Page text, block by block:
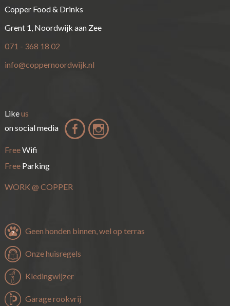
Copper Food & Drinks
Grent 1, Noordwijk aan Zee
071 - 368 18 02
info@coppernoordwijk.nl
Likeus
on social media
FreeWifi
FreeParking
WORK @ COPPER
Geen honden binnen, wel op terras
Onze huisregels
Kledingwijzer
Garage rookvrij